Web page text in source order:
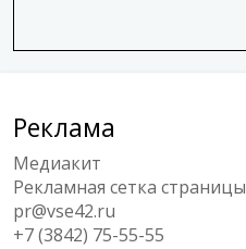
Реклама
Медиакит
Рекламная сетка страницы
pr@vse42.ru
+7 (3842) 75-55-55